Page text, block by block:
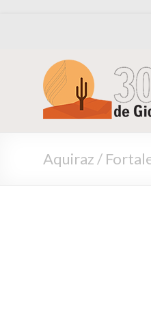
Aquiraz /